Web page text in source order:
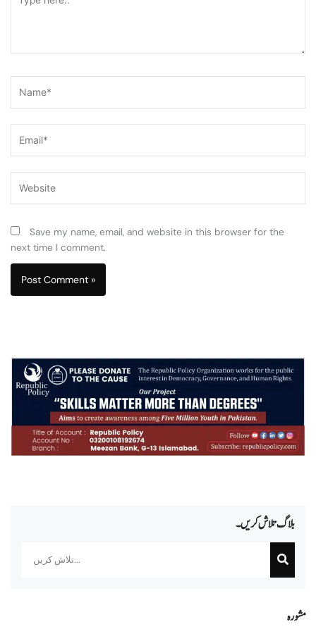
بلاگ تلاش کریں۔
مشورہ
here..
Save my name, email, and website in this browser for the
next time I comment.